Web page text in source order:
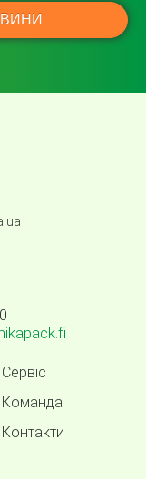
Сервіс
Команда
Контакти